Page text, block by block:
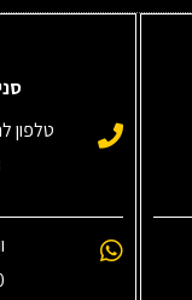
טלפון